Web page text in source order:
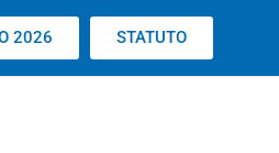
2026 STATUTO